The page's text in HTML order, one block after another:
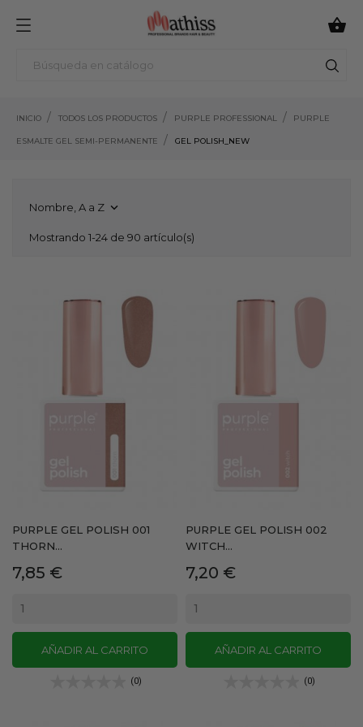

INICIO TODOS LOS PRODUCTOS PURPLE PROFESSIONAL PURPLE
ESMALTE GEL SEMI-PERMANENTE GEL POLISH_NEW
Nombre, A a Z 
Mostrando 1-24 de 90 artículo(s)
PURPLE GEL POLISH 001
THORN...
Precio
7,85 €
AÑADIR AL CARRITO
(0)
PURPLE GEL POLISH 002
WITCH...
Precio
7,20 €
AÑADIR AL CARRITO
(0)